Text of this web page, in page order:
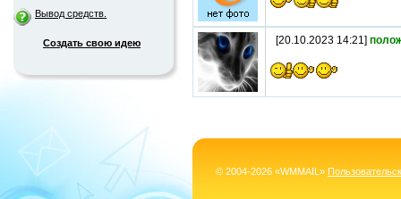
Вывод средств.
Создать свою идею [20.10.2023 14:21]
© 2004-2026 «WMMAIL»